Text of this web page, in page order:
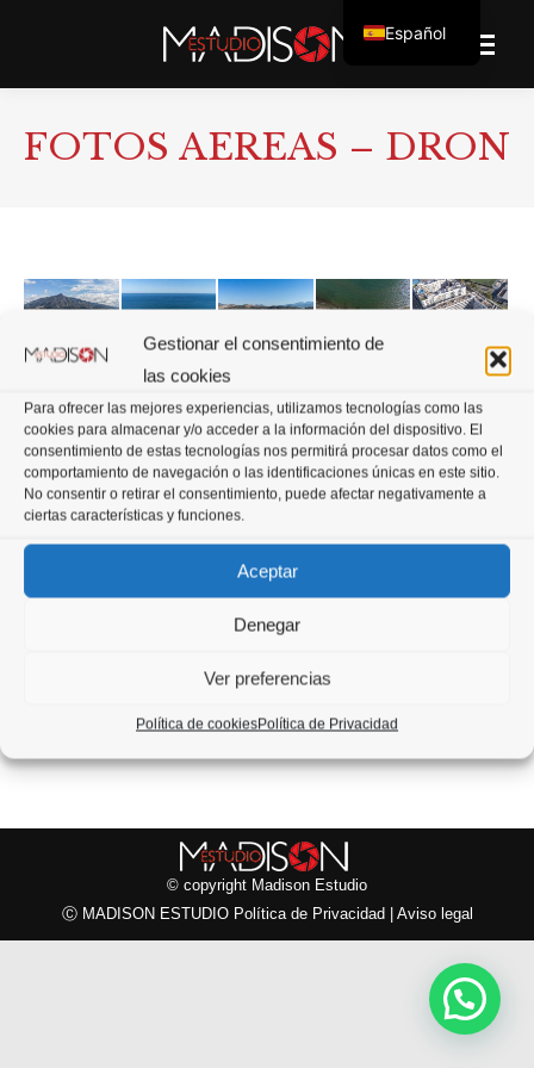
Gestionar el consentimiento de
las cookies
Para ofrecer las mejores experiencias, utilizamos tecnologías como las
cookies para almacenar y/o acceder a la información del dispositivo. El
consentimiento de estas tecnologías nos permitirá procesar datos como el
comportamiento de navegación o las identificaciones únicas en este sitio.
No consentir o retirar el consentimiento, puede afectar negativamente a
ciertas características y funciones.
Aceptar
Denegar
Ver preferencias
Política de cookiesPolítica de Privacidad
FOTOS AEREAS – DRON
Navegación
entre
ANTERIOR
anterior:
SIGUIENTE
siguiente:
© copyright Madison Estudio
Ⓒ MADISON ESTUDIO Política de Privacidad Aviso legal
Español